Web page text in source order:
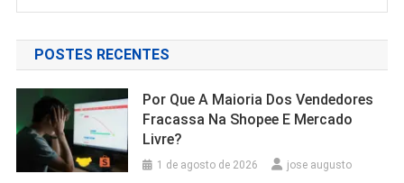
POSTES RECENTES
Por Que A Maioria Dos Vendedores
Fracassa Na Shopee E Mercado
Livre?
1 de agosto de 2026 jose augusto